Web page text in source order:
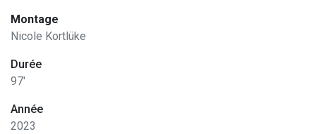
Montage
Nicole Kortlüke
Durée
97'
Année
2023